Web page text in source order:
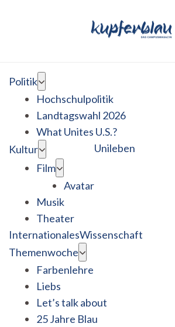
Politik
Hochschulpolitik
Landtagswahl 2026
What Unites U.S.?
Kultur
Film
Avatar
Musik
Theater
Unileben
InternationalesWissenschaft
Themenwoche
Farbenlehre
Liebs
Let’s talk about
25 Jahre Blau